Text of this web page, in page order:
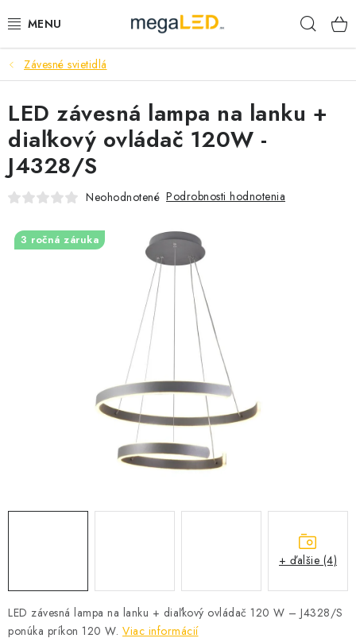
na
PRIEMYSEL
SVIETIDLÁ
ŽIAROVKY A TRUBICE
PRACOVNÉ SVIETIDLÁ
ELEKTROMATERIÁL
SEZÓNNE VÝPREDAJE POĽNOPOTREBY
Reklamácie a formulár na odstúpenie od zmluvy
Obchodné podmienky
Podmienky ochrany osobných údajov
Závesné svietidlá
LED závesná lampa na lanku + diaľkový ovládač 120 W – J4328/S
ponúka príkon 120 W. Viac informácií
LED závesná lampa na lanku +
diaľkový ovládač 120W -
J4328/S
Neohodnotené Podrobnosti hodnotenia
3 ročná záruka
+ ďalšie (4)